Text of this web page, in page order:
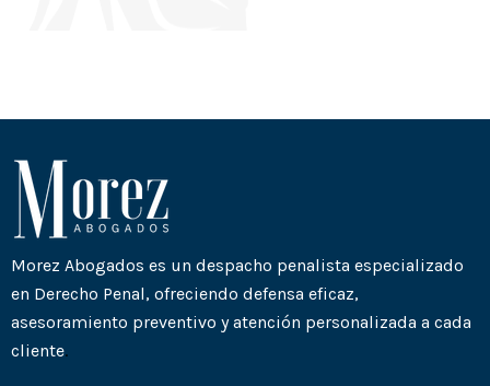
Morez Abogados es un despacho penalista especializado
en Derecho Penal, ofreciendo defensa eficaz,
asesoramiento preventivo y atención personalizada a cada
cliente.